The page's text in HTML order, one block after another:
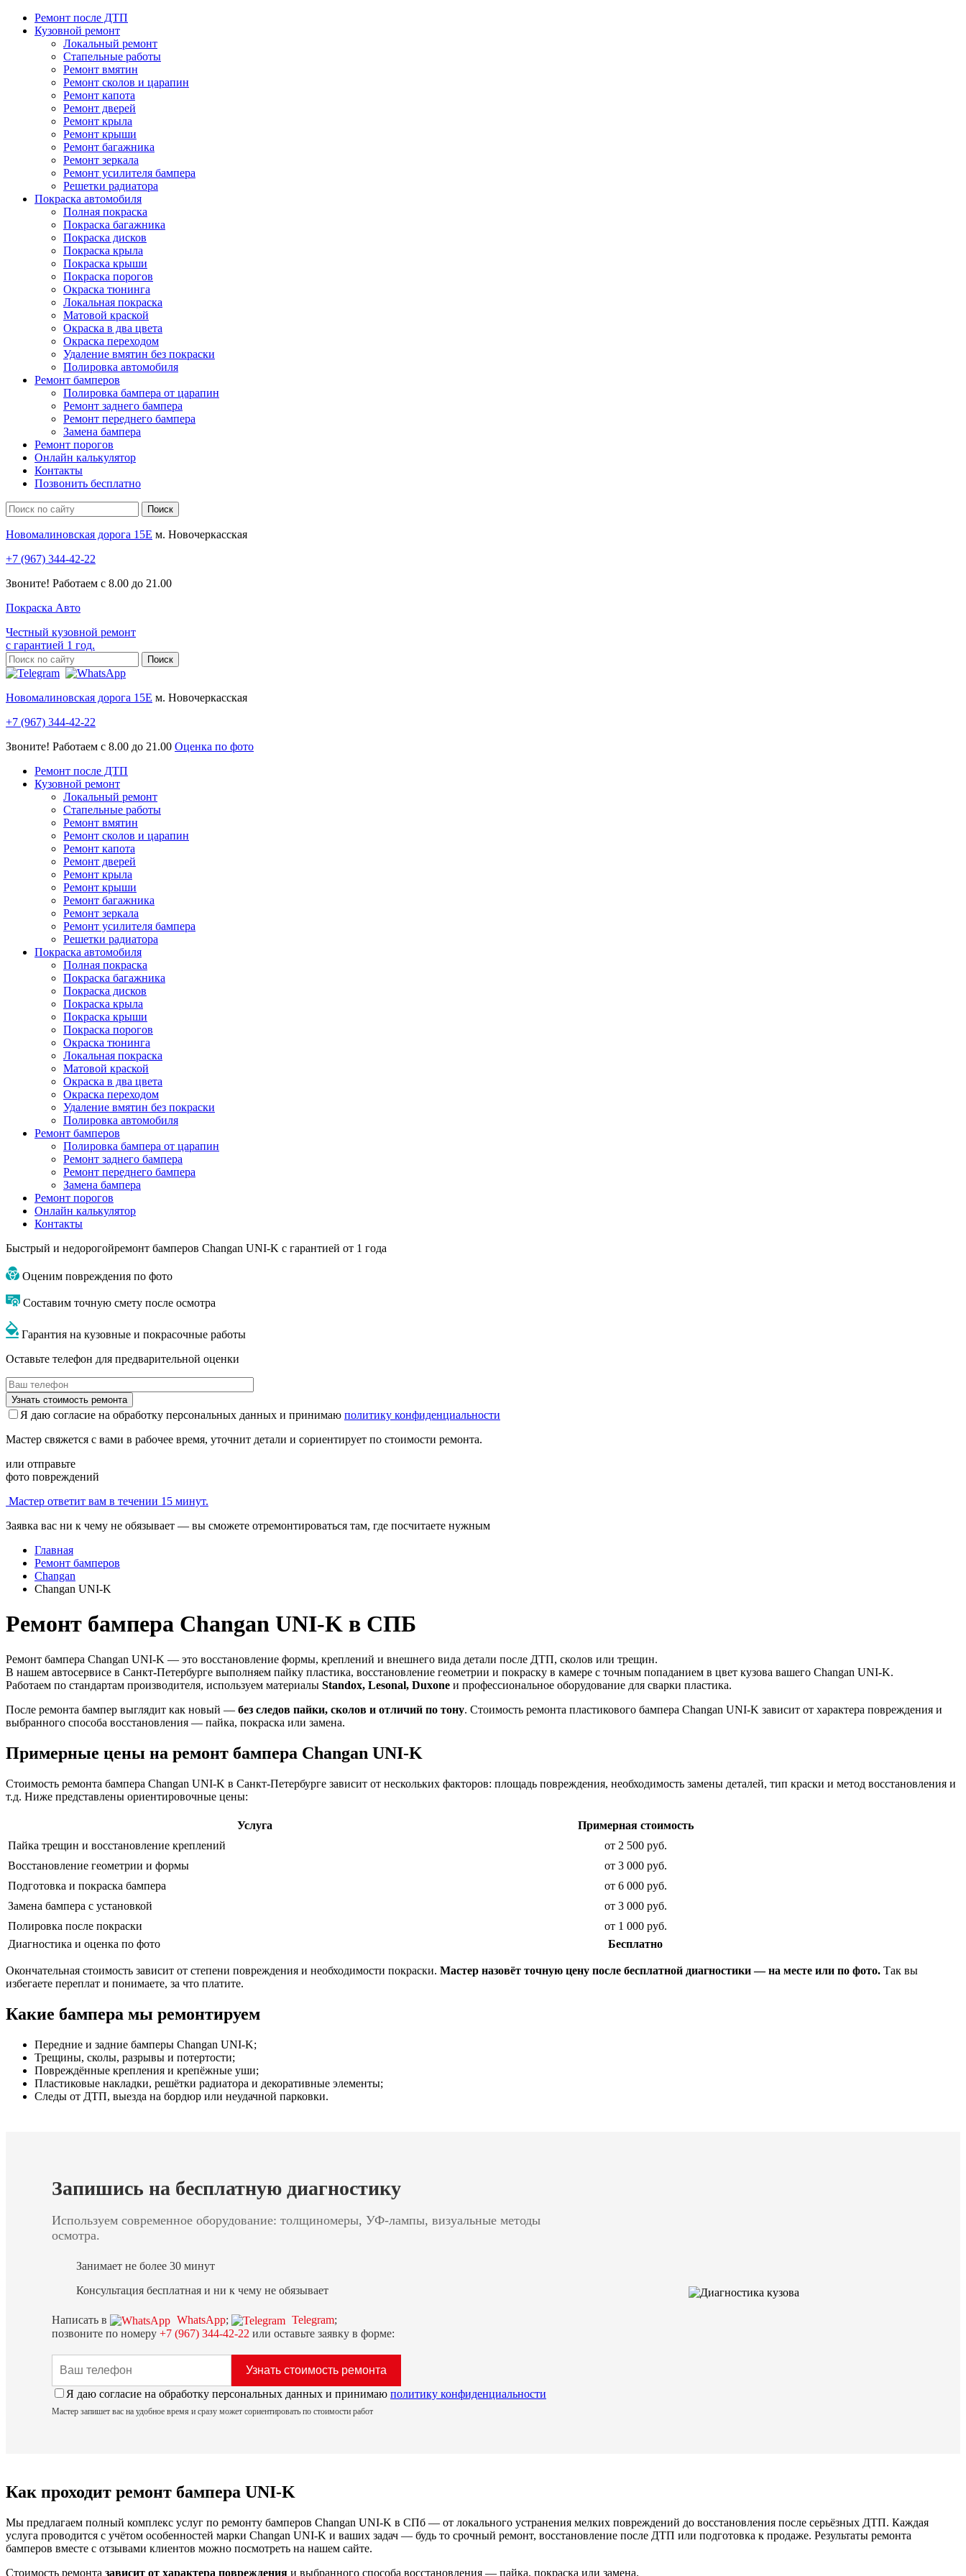
Ремонт после ДТП
Кузовной ремонт
Локальный ремонт
Стапельные работы
Ремонт вмятин
Ремонт сколов и царапин
Ремонт капота
Ремонт дверей
Ремонт крыла
Ремонт крыши
Ремонт багажника
Ремонт зеркала
Ремонт усилителя бампера
Решетки радиатора
Покраска автомобиля
Полная покраска
Покраска багажника
Покраска дисков
Покраска крыла
Покраска крыши
Покраска порогов
Окраска тюнинга
Локальная покраска
Матовой краской
Окраска в два цвета
Окраска переходом
Удаление вмятин без покраски
Полировка автомобиля
Ремонт бамперов
Полировка бампера от царапин
Ремонт заднего бампера
Ремонт переднего бампера
Замена бампера
Ремонт порогов
Онлайн калькулятор
Контакты
Позвонить бесплатно
Новомалиновская дорога 15Е м. Новочеркасская
+7 (967) 344-42-22
Звоните! Работаем с 8.00 до 21.00
Покраска Авто
Честный кузовной ремонт
с гарантией 1 год.
Новомалиновская дорога 15Е м. Новочеркасская
+7 (967) 344-42-22
Звоните! Работаем с 8.00 до 21.00 Оценка по фото
Ремонт после ДТП
Кузовной ремонт
Локальный ремонт
Стапельные работы
Ремонт вмятин
Ремонт сколов и царапин
Ремонт капота
Ремонт дверей
Ремонт крыла
Ремонт крыши
Ремонт багажника
Ремонт зеркала
Ремонт усилителя бампера
Решетки радиатора
Покраска автомобиля
Полная покраска
Покраска багажника
Покраска дисков
Покраска крыла
Покраска крыши
Покраска порогов
Окраска тюнинга
Локальная покраска
Матовой краской
Окраска в два цвета
Окраска переходом
Удаление вмятин без покраски
Полировка автомобиля
Ремонт бамперов
Полировка бампера от царапин
Ремонт заднего бампера
Ремонт переднего бампера
Замена бампера
Ремонт порогов
Онлайн калькулятор
Контакты
Быстрый и недорогойремонт бамперов Changan UNI-K с гарантией от 1 года
Оценим повреждения по фото
Составим точную смету после осмотра
Гарантия на кузовные и покрасочные работы
Оставьте телефон для предварительной оценки
Я даю согласие на обработку персональных данных и принимаю политику конфиденциальности
Мастер свяжется с вами в рабочее время, уточнит детали и сориентирует по стоимости ремонта.
или отправьте
фото повреждений
Мастер ответит вам в течении 15 минут.
Заявка вас ни к чему не обязывает — вы сможете отремонтироваться там, где посчитаете нужным
Главная
Ремонт бамперов
Changan
Changan UNI-K
Ремонт бампера Changan UNI-K в СПБ
Ремонт бампера Changan UNI-K — это восстановление формы, креплений и внешнего вида детали после ДТП, сколов или трещин.
В нашем автосервисе в Санкт-Петербурге выполняем пайку пластика, восстановление геометрии и покраску в камере с точным попаданием в цвет кузова вашего Changan UNI-K.
Работаем по стандартам производителя, используем материалы Standox, Lesonal, Duxone и профессиональное оборудование для сварки пластика.
После ремонта бампер выглядит как новый — без следов пайки, сколов и отличий по тону. Стоимость ремонта пластикового бампера Changan UNI-K зависит от характера повреждения и
выбранного способа восстановления — пайка, покраска или замена.
Примерные цены на ремонт бампера Changan UNI-K
Стоимость ремонта бампера Changan UNI-K в Санкт-Петербурге зависит от нескольких факторов: площадь повреждения, необходимость замены деталей, тип краски и метод восстановления и
т.д. Ниже представлены ориентировочные цены:
Услуга
Примерная стоимость
Пайка трещин и восстановление креплений
от 2 500 руб.
Восстановление геометрии и формы
от 3 000 руб.
Подготовка и покраска бампера
от 6 000 руб.
Замена бампера с установкой
от 3 000 руб.
Полировка после покраски
от 1 000 руб.
Диагностика и оценка по фото
Бесплатно
Окончательная стоимость зависит от степени повреждения и необходимости покраски. Мастер назовёт точную цену после бесплатной диагностики — на месте или по фото. Так вы
избегаете переплат и понимаете, за что платите.
Какие бампера мы ремонтируем
Передние и задние бамперы Changan UNI-K;
Трещины, сколы, разрывы и потертости;
Повреждённые крепления и крепёжные уши;
Пластиковые накладки, решётки радиатора и декоративные элементы;
Следы от ДТП, выезда на бордюр или неудачной парковки.
Запишись на бесплатную диагностику
Используем современное оборудование: толщиномеры, УФ-лампы, визуальные методы
осмотра.
Занимает не более 30 минут
Консультация бесплатная и ни к чему не обязывает
Написать в WhatsApp; Telegram;
позвоните по номеру +7 (967) 344-42-22 или оставьте заявку в форме:
Я даю согласие на обработку персональных данных и принимаю политику конфиденциальности
Мастер запишет вас на удобное время и сразу может сориентировать по стоимости работ
Как проходит ремонт бампера UNI-K
Мы предлагаем полный комплекс услуг по ремонту бамперов Changan UNI-K в СПб — от локального устранения мелких повреждений до восстановления после серьёзных ДТП. Каждая
услуга проводится с учётом особенностей марки Changan UNI-K и ваших задач — будь то срочный ремонт, восстановление после ДТП или подготовка к продаже. Результаты ремонта
бамперов вместе с отзывами клиентов можно посмотреть на нашем сайте.
Стоимость ремонта зависит от характера повреждения и выбранного способа восстановления — пайка, покраска или замена.